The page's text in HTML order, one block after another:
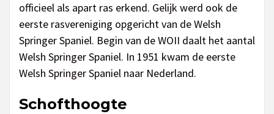
officieel als apart ras erkend. Gelijk werd ook de
eerste rasvereniging opgericht van de Welsh
Springer Spaniel. Begin van de WOII daalt het aantal
Welsh Springer Spaniel. In 1951 kwam de eerste
Welsh Springer Spaniel naar Nederland.
Schofthoogte